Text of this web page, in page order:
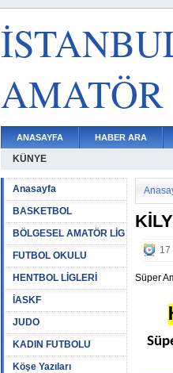
AMATÖR
ANASAYFA HABER ARA
KÜNYE
Anasayfa
BASKETBOL
BÖLGESEL AMATÖR LİG
FUTBOL OKULU
HENTBOL LİGLERİ
İASKF
JUDO
KADIN FUTBOLU
Köşe Yazıları
17
Süper